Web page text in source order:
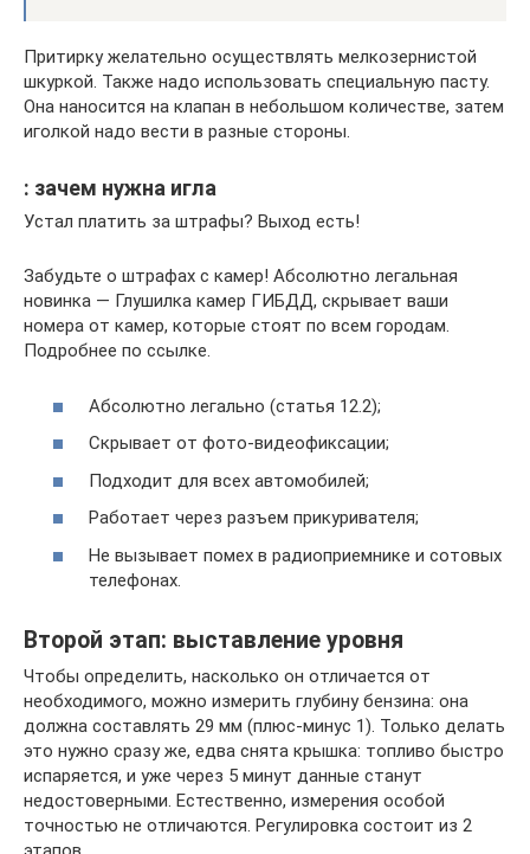
Притирку желательно осуществлять мелкозернистой
шкуркой. Также надо использовать специальную пасту.
Она наносится на клапан в небольшом количестве, затем
иголкой надо вести в разные стороны.
: зачем нужна игла
Устал платить за штрафы? Выход есть!
Забудьте о штрафах с камер! Абсолютно легальная
новинка — Глушилка камер ГИБДД, скрывает ваши
номера от камер, которые стоят по всем городам.
Подробнее по ссылке.
Абсолютно легально (статья 12.2);
Скрывает от фото-видеофиксации;
Подходит для всех автомобилей;
Работает через разъем прикуривателя;
Не вызывает помех в радиоприемнике и сотовых
телефонах.
Второй этап: выставление уровня
Чтобы определить, насколько он отличается от
необходимого, можно измерить глубину бензина: она
должна составлять 29 мм (плюс-минус 1). Только делать
это нужно сразу же, едва снята крышка: топливо быстро
испаряется, и уже через 5 минут данные станут
недостоверными. Естественно, измерения особой
точностью не отличаются. Регулировка состоит из 2